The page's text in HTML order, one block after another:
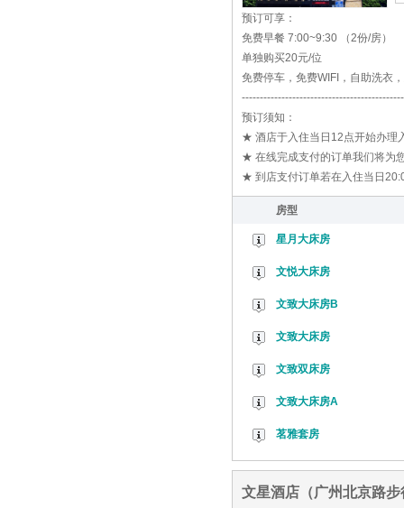
预订可享：
免费早餐 7:00~9:30 （2份/房）
单独购买20元/位
免费停车，免费WIFI，自助洗衣
预订须知：
★ 酒店于入住当日12点开始办理
★ 在线完成支付的订单我们将为
★ 到店支付订单若在入住当日
房型
星月大床房
文悦大床房
文致大床房B
文致大床房
文致双床房
文致大床房A
茗雅套房
文星酒店（广州北京路